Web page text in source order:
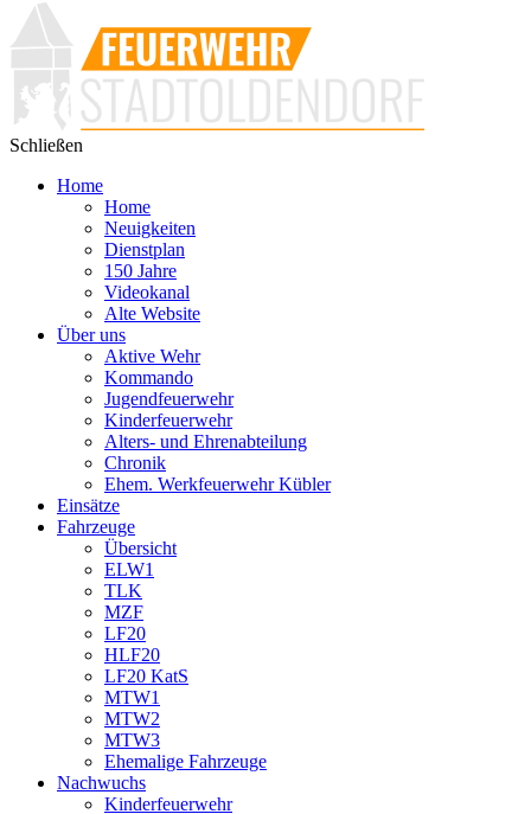
Schließen
Home
Home
Neuigkeiten
Dienstplan
150 Jahre
Videokanal
Alte Website
Über uns
Aktive Wehr
Kommando
Jugendfeuerwehr
Kinderfeuerwehr
Alters- und Ehrenabteilung
Chronik
Ehem. Werkfeuerwehr Kübler
Einsätze
Fahrzeuge
Übersicht
ELW1
TLK
MZF
LF20
HLF20
LF20 KatS
MTW1
MTW2
MTW3
Ehemalige Fahrzeuge
Nachwuchs
Kinderfeuerwehr